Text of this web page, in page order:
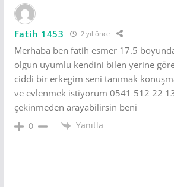
Fatih 1453 2 yıl önce
Merhaba ben fatih esmer 17.5
olgun uyumlu kendini bilen yerine
ciddi bir erkegim seni tanımak
ve evlenmek istiyorum 0541 512 22
çekinmeden arayabilirsin beni
0 Yanıtla